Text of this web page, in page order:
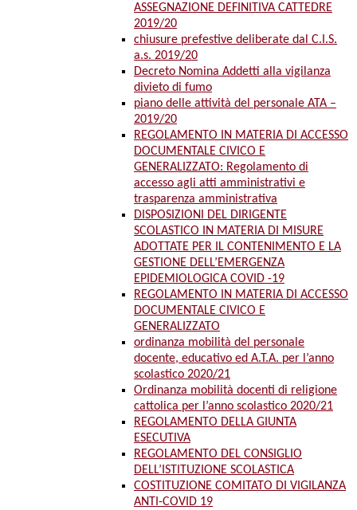
ASSEGNAZIONE DEFINITIVA CATTEDRE
2019/20
chiusure prefestive deliberate dal C.I.S.
a.s. 2019/20
Decreto Nomina Addetti alla vigilanza
divieto di fumo
piano delle attività del personale ATA –
2019/20
REGOLAMENTO IN MATERIA DI ACCESSO
DOCUMENTALE CIVICO E
GENERALIZZATO: Regolamento di
accesso agli atti amministrativi e
trasparenza amministrativa
DISPOSIZIONI DEL DIRIGENTE
SCOLASTICO IN MATERIA DI MISURE
ADOTTATE PER IL CONTENIMENTO E LA
GESTIONE DELL’EMERGENZA
EPIDEMIOLOGICA COVID -19
REGOLAMENTO IN MATERIA DI ACCESSO
DOCUMENTALE CIVICO E
GENERALIZZATO
ordinanza mobilità del personale
docente, educativo ed A.T.A. per l’anno
scolastico 2020/21
Ordinanza mobilità docenti di religione
cattolica per l’anno scolastico 2020/21
REGOLAMENTO DELLA GIUNTA
ESECUTIVA
REGOLAMENTO DEL CONSIGLIO
DELL’ISTITUZIONE SCOLASTICA
COSTITUZIONE COMITATO DI VIGILANZA
ANTI-COVID 19